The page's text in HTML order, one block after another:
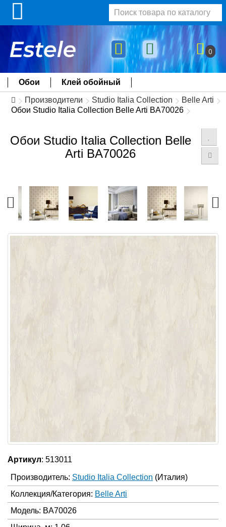
0
Обои Клей обойный
Производители Studio Italia Collection
Belle Arti
Обои Studio Italia Collection Belle Arti BA70026
Обои Studio Italia Collection Belle
Arti BA70026
Артикул: 513011
Производитель: Studio Italia Collection (Италия)
Коллекция/Категория: Belle Arti
Модель: BA70026